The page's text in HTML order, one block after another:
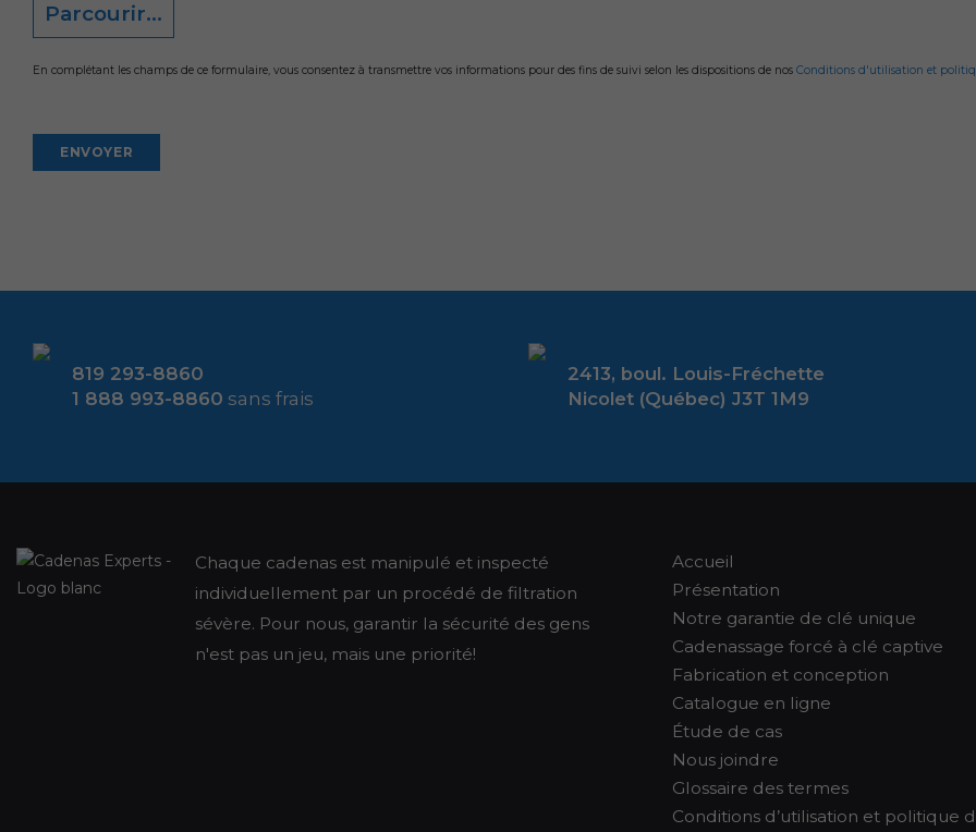
Parcourir...
En complétant les champs de ce formulaire, vous consentez à transmettre vos informations pour des fins de suivi selon les dispositions de nos Conditions d'utilisation et
819 293-8860
1 888 993-8860 sans frais
2413, boul. Louis-Fréchette
Nicolet (Québec) J3T 1M9
Chaque cadenas est manipulé et inspecté
individuellement par un procédé de filtration
sévère. Pour nous, garantir la sécurité des gens
n'est pas un jeu, mais une priorité!
Accueil
Présentation
Notre garantie de clé unique
Cadenassage forcé à clé captive
Fabrication et conception
Catalogue en ligne
Étude de cas
Nous joindre
Glossaire des termes
Conditions d’utilisation et politique